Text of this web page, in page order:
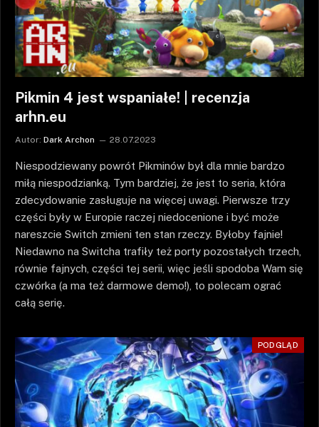
Pikmin 4 jest wspaniałe! | recenzja
arhn.eu
Autor: Dark Archon 28.07.2023
Niespodziewany powrót Pikminów był dla mnie bardzo
miłą niespodzianką. Tym bardziej, że jest to seria, która
zdecydowanie zasługuje na więcej uwagi. Pierwsze trzy
części były w Europie raczej niedocenione i być może
nareszcie Switch zmieni ten stan rzeczy. Byłoby fajnie!
Niedawno na Switcha trafiły też porty pozostałych trzech,
równie fajnych, części tej serii, więc jeśli spodoba Wam się
czwórka (a ma też darmowe demo!), to polecam ograć
całą serię.
PODGLĄD